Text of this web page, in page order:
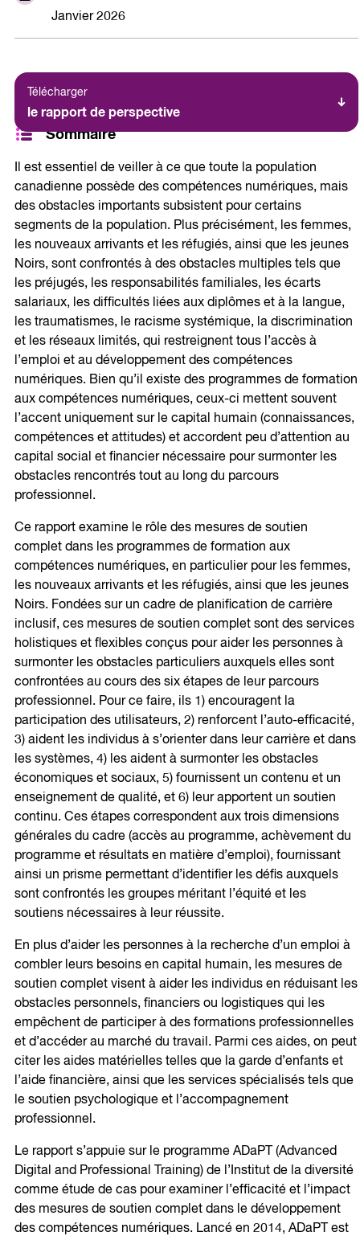
Janvier 2026
Télécharger
le rapport de perspective
Sommaire
Il est essentiel de veiller à ce que toute la population
canadienne possède des compétences numériques, mais
des obstacles importants subsistent pour certains
segments de la population. Plus précisément, les femmes,
les nouveaux arrivants et les réfugiés, ainsi que les jeunes
Noirs, sont confrontés à des obstacles multiples tels que
les préjugés, les responsabilités familiales, les écarts
salariaux, les difficultés liées aux diplômes et à la langue,
les traumatismes, le racisme systémique, la discrimination
et les réseaux limités, qui restreignent tous l’accès à
l’emploi et au développement des compétences
numériques. Bien qu’il existe des programmes de formation
aux compétences numériques, ceux-ci mettent souvent
l’accent uniquement sur le capital humain (connaissances,
compétences et attitudes) et accordent peu d’attention au
capital social et financier nécessaire pour surmonter les
obstacles rencontrés tout au long du parcours
professionnel.
Ce rapport examine le rôle des mesures de soutien
complet dans les programmes de formation aux
compétences numériques, en particulier pour les femmes,
les nouveaux arrivants et les réfugiés, ainsi que les jeunes
Noirs. Fondées sur un cadre de planification de carrière
inclusif, ces mesures de soutien complet sont des services
holistiques et flexibles conçus pour aider les personnes à
surmonter les obstacles particuliers auxquels elles sont
confrontées au cours des six étapes de leur parcours
professionnel. Pour ce faire, ils 1) encouragent la
participation des utilisateurs, 2) renforcent l’auto-efficacité,
3) aident les individus à s’orienter dans leur carrière et dans
les systèmes, 4) les aident à surmonter les obstacles
économiques et sociaux, 5) fournissent un contenu et un
enseignement de qualité, et 6) leur apportent un soutien
continu. Ces étapes correspondent aux trois dimensions
générales du cadre (accès au programme, achèvement du
programme et résultats en matière d’emploi), fournissant
ainsi un prisme permettant d’identifier les défis auxquels
sont confrontés les groupes méritant l’équité et les
soutiens nécessaires à leur réussite.
En plus d’aider les personnes à la recherche d’un emploi à
combler leurs besoins en capital humain, les mesures de
soutien complet visent à aider les individus en réduisant les
obstacles personnels, financiers ou logistiques qui les
empêchent de participer à des formations professionnelles
et d’accéder au marché du travail. Parmi ces aides, on peut
citer les aides matérielles telles que la garde d’enfants et
l’aide financière, ainsi que les services spécialisés tels que
le soutien psychologique et l’accompagnement
professionnel.
Le rapport s’appuie sur le programme ADaPT (Advanced
Digital and Professional Training) de l’Institut de la diversité
comme étude de cas pour examiner l’efficacité et l’impact
des mesures de soutien complet dans le développement
des compétences numériques. Lancé en 2014, ADaPT est